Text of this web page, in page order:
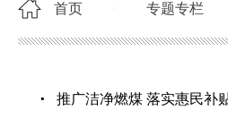
首页 专题专栏